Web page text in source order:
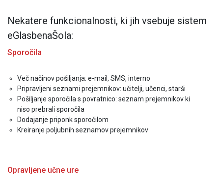
Nekatere funkcionalnosti, ki jih vsebuje sistem
eGlasbenaŠola:
Sporočila
Več načinov pošiljanja: e-mail, SMS, interno
Pripravljeni seznami prejemnikov: učitelji, učenci, starši
Pošiljanje sporočila s povratnico: seznam prejemnikov ki
niso prebrali sporočila
Dodajanje priponk sporočilom
Kreiranje poljubnih seznamov prejemnikov
Opravljene učne ure